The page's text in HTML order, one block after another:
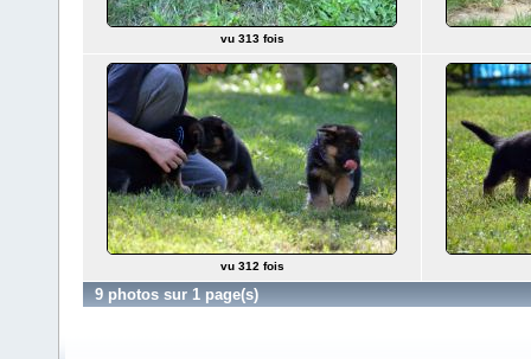
vu 313 fois
vu 312 fois
9 photos sur 1 page(s)